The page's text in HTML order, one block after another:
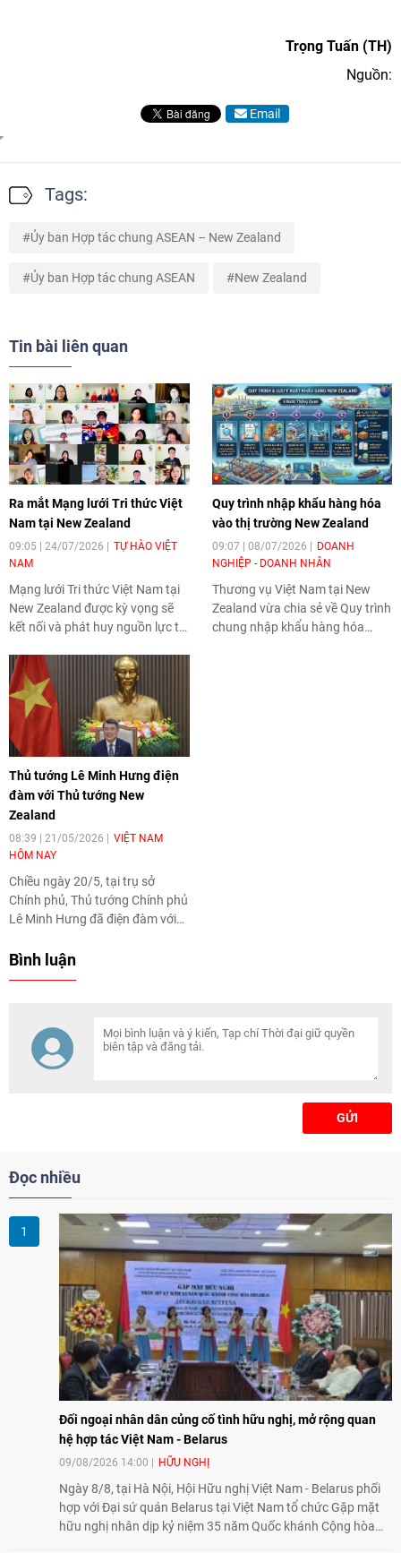
Trọng Tuấn (TH)
Nguồn:
Email
Tags:
Ủy ban Hợp tác chung ASEAN – New Zealand
Ủy ban Hợp tác chung ASEAN New Zealand
Tin bài liên quan
Ra mắt Mạng lưới Tri thức Việt
Nam tại New Zealand
09:05 | 24/07/2026
TỰ HÀO VIỆT
NAM
Mạng lưới Tri thức Việt Nam tại
New Zealand được kỳ vọng sẽ
kết nối và phát huy nguồn lực trí
tăng cường sự gắn kết cộng
đồng, thúc đẩy quan hệ hợp tác
nhân dân cũng như đóng góp
tích cực cho sự phát triển chung
của Việt Nam và New Zealand.
Quy trình nhập khẩu hàng hóa
vào thị trường New Zealand
09:07 | 08/07/2026
DOANH
NGHIỆP - DOANH NHÂN
Thương vụ Việt Nam tại New
Zealand vừa chia sẻ về Quy trình
chung nhập khẩu hàng hóa
Thủ tướng Lê Minh Hưng điện
đàm với Thủ tướng New
Zealand
08:39 | 21/05/2026
VIỆT NAM
HÔM NAY
Chiều ngày 20/5, tại trụ sở
Chính phủ, Thủ tướng Chính phủ
Lê Minh Hưng đã điện đàm với
Christopher Luxon.
Bình luận
GỬI
Đọc nhiều
Đối ngoại nhân dân củng cố tình hữu nghị, mở rộng quan
hệ hợp tác Việt Nam - Belarus
09/08/2026 14:00 HỮU NGHỊ
Ngày 8/8, tại Hà Nội, Hội Hữu nghị Việt Nam - Belarus phối
hợp với Đại sứ quán Belarus tại Việt Nam tổ chức Gặp mặt
hữu nghị nhân dịp kỷ niệm 35 năm Quốc khánh Cộng hòa